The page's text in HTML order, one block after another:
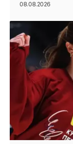
08.08.2026